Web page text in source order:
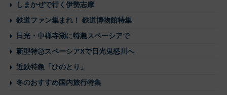
しまかぜで行く伊勢志摩
鉄道ファン集まれ！ 鉄道博物館特集
日光・中禅寺湖に特急スペーシアで
新型特急スペーシアXで日光鬼怒川へ
近鉄特急「ひのとり」
冬のおすすめ国内旅行特集